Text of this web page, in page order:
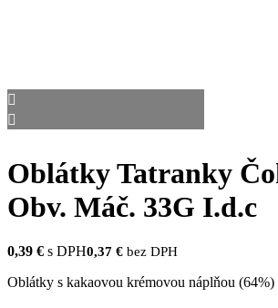
Oblátky Tatranky
Obv. Máč. 33G I.d.c
0,39 € s DPH0,37 € bez DPH
Oblátky s kakaovou krémovou náplňou